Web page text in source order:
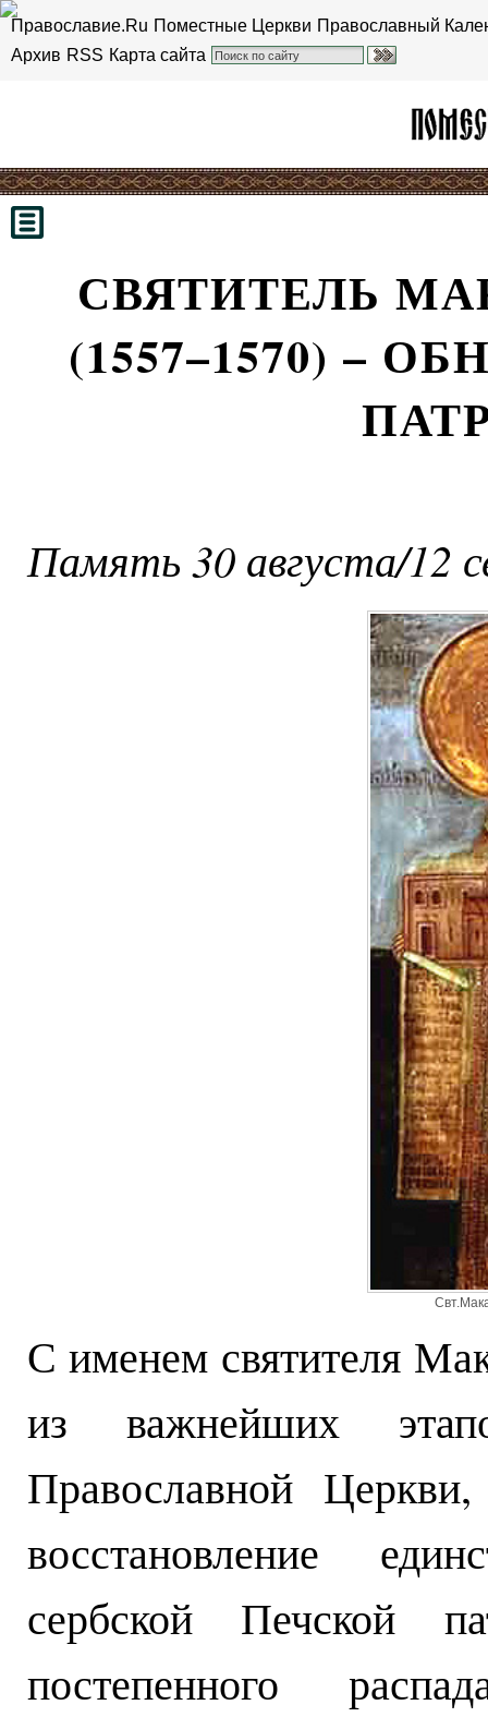
Православие.Ru Поместные Церкви Православный
Архив RSS Карта сайта
СВЯТИТЕЛЬ
(1557–1570) –
Память 30 августа/12
С именем святителя
из важнейших
Православной
восстановление
сербской Печской
постепенного